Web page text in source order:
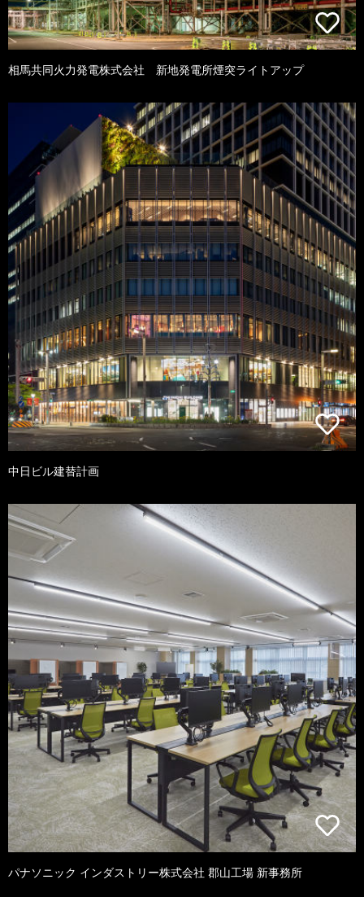
相馬共同火力発電株式会社 新地発電所煙突ライトアップ
中日ビル建替計画
パナソニック インダストリー株式会社 郡山工場 新事務所